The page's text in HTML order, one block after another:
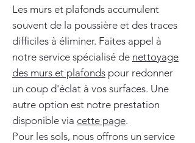
Les murs et plafonds accumulent
souvent de la poussière et des traces
difficiles à éliminer. Faites appel à
notre service spécialisé de nettoyage
des murs et plafonds pour redonner
un coup d'éclat à vos surfaces. Une
autre option est notre prestation
disponible via cette page.
Pour les sols, nous offrons un service